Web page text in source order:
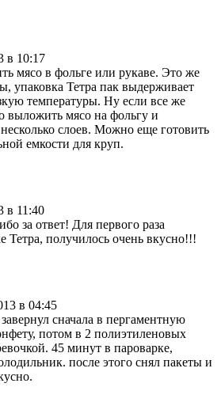
в 10:17
мясо в фольге или рукаве. Это же
упаковка Тетра пак выдерживает
температуры. Ну если все же
выложить мясо на фольгу и
слоев. Можно еще готовить
емкости для круп.
в 11:40
за ответ! Для первого раза
Тетра, получилось очень вкусно!!!
в 04:45
сначала в пергаментную
потом в 2 полиэтиленовых
45 минут в пароварке,
после этого снял пакеты и